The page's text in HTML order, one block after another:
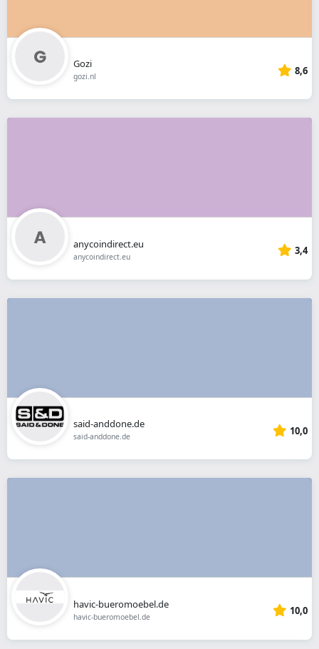
Gozi
gozi.nl 8,6
anycoindirect.eu
anycoindirect.eu 3,4
said-anddone.de
said-anddone.de 10,0
havic-bueromoebel.de
havic-bueromoebel.de 10,0